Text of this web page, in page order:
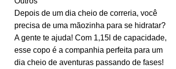
Depois de um dia cheio de correria, você
precisa de uma mãozinha para se hidratar?
A gente te ajuda! Com 1,15l de capacidade,
esse copo é a companhia perfeita para um
dia cheio de aventuras passando de fases!